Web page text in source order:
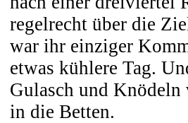
regelrecht über die
war ihr einziger
etwas kühlere Tag.
Gulasch und
in die Betten.